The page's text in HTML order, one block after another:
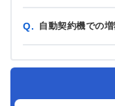
Q. 自動契約機での